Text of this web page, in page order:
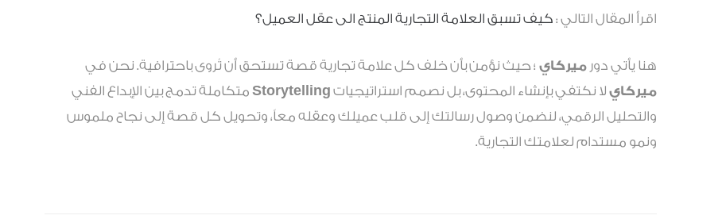
اقرأ المقال التالي : كيف تسبق العلامة التجارية المنتج الى عقل العميل؟
هنا يأتي دور ميركاي ؛ حيث نؤمن بأن خلف كل علامة تجارية قصة تستحق أن تُروى باحترافية. نحن في
ميركاي لا نكتفي بإنشاء المحتوى، بل نصمم استراتيجيات Storytelling متكاملة تدمج بين الإبداع الفني
والتحليل الرقمي، لنضمن وصول رسالتك إلى قلب عميلك وعقله معاً، وتحويل كل قصة إلى نجاح ملموس
ونمو مستدام لعلامتك التجارية.